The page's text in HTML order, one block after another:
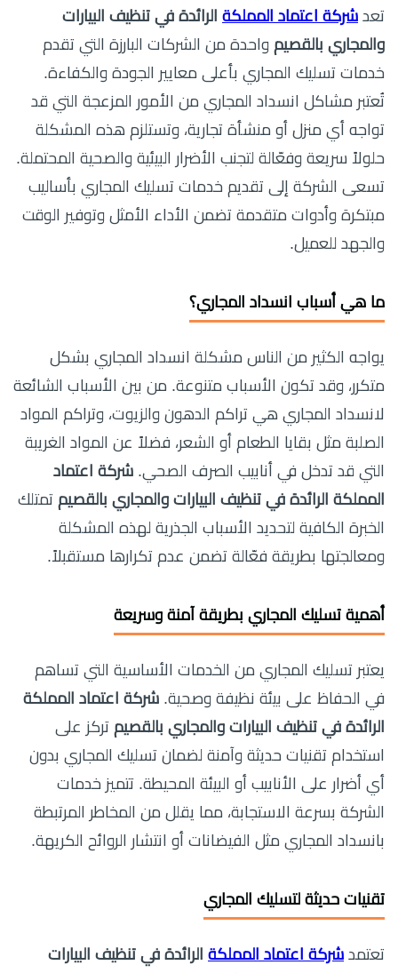
تعد شركة اعتماد المملكة الرائدة في تنظيف البيارات
والمجاري بالقصيم واحدة من الشركات البارزة التي تقدم
خدمات تسليك المجاري بأعلى معايير الجودة والكفاءة.
تُعتبر مشاكل انسداد المجاري من الأمور المزعجة التي قد
تواجه أي منزل أو منشأة تجارية، وتستلزم هذه المشكلة
حلولاً سريعة وفعّالة لتجنب الأضرار البيئية والصحية المحتملة.
تسعى الشركة إلى تقديم خدمات تسليك المجاري بأساليب
مبتكرة وأدوات متقدمة تضمن الأداء الأمثل وتوفير الوقت
والجهد للعميل.
ما هي أسباب انسداد المجاري؟
يواجه الكثير من الناس مشكلة انسداد المجاري بشكل
متكرر، وقد تكون الأسباب متنوعة. من بين الأسباب الشائعة
لانسداد المجاري هي تراكم الدهون والزيوت، وتراكم المواد
الصلبة مثل بقايا الطعام أو الشعر، فضلاً عن المواد الغريبة
التي قد تدخل في أنابيب الصرف الصحي. شركة اعتماد
المملكة الرائدة في تنظيف البيارات والمجاري بالقصيم تمتلك
الخبرة الكافية لتحديد الأسباب الجذرية لهذه المشكلة
ومعالجتها بطريقة فعّالة تضمن عدم تكرارها مستقبلاً.
أهمية تسليك المجاري بطريقة آمنة وسريعة
يعتبر تسليك المجاري من الخدمات الأساسية التي تساهم
في الحفاظ على بيئة نظيفة وصحية. شركة اعتماد المملكة
الرائدة في تنظيف البيارات والمجاري بالقصيم تركز على
استخدام تقنيات حديثة وآمنة لضمان تسليك المجاري بدون
أي أضرار على الأنابيب أو البيئة المحيطة. تتميز خدمات
الشركة بسرعة الاستجابة، مما يقلل من المخاطر المرتبطة
بانسداد المجاري مثل الفيضانات أو انتشار الروائح الكريهة.
تقنيات حديثة لتسليك المجاري
تعتمد شركة اعتماد المملكة الرائدة في تنظيف البيارات